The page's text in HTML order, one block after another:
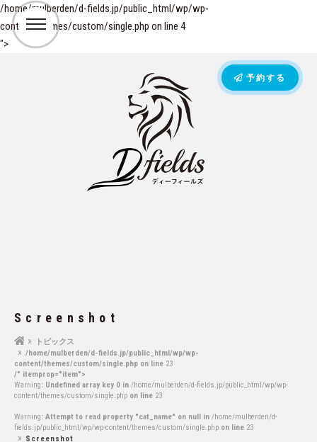
/home/mulberden/d-fields.jp/public_html/wp/wp-
content/themes/custom/single.php on line 4
">
予約する
Screenshot
トピックス
/home/mulberden/d-fields.jp/public_html/wp/wp-
content/themes/custom/single.php on line 23
/" itemprop="item">
Warning: Undefined array key 0 in /home/mulberden/d-fields.jp/public_html/wp/wp-
content/themes/custom/single.php on line 23
Warning: Attempt to read property "cat_name" on null in /home/mulberden/d-
fields.jp/public_html/wp/wp-content/themes/custom/single.php on line 23
Screenshot